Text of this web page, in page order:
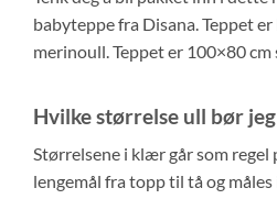
babyteppe fra Disana. Teppet
merinoull. Teppet er 100×80
Hvilke størrelse ull bør
Størrelsene i klær går som regel
lengemål fra topp til tå og måles